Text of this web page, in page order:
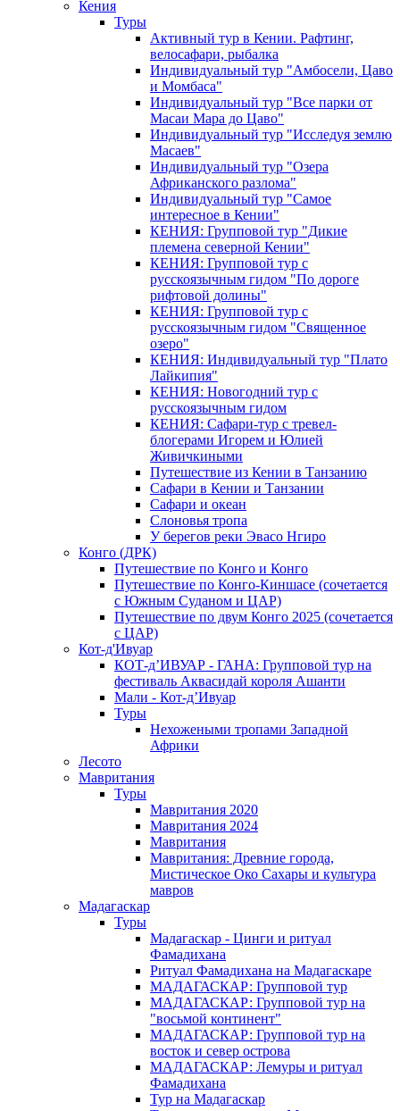
Кения
Туры
Активный тур в Кении. Рафтинг,
велосафари, рыбалка
Индивидуальный тур "Амбосели, Цаво
и Момбаса"
Индивидуальный тур "Все парки от
Масаи Мара до Цаво"
Индивидуальный тур "Исследуя землю
Масаев"
Индивидуальный тур "Озера
Африканского разлома"
Индивидуальный тур "Самое
интересное в Кении"
КЕНИЯ: Групповой тур "Дикие
племена северной Кении"
КЕНИЯ: Групповой тур с
русскоязычным гидом "По дороге
рифтовой долины"
КЕНИЯ: Групповой тур с
русскоязычным гидом "Священное
озеро"
КЕНИЯ: Индивидуальный тур "Плато
Лайкипия"
КЕНИЯ: Новогодний тур с
русскоязычным гидом
КЕНИЯ: Сафари-тур с тревел-
блогерами Игорем и Юлией
Живичкиными
Путешествие из Кении в Танзанию
Сафари в Кении и Танзании
Сафари и океан
Слоновья тропа
У берегов реки Эвасо Нгиро
Конго (ДРК)
Путешествие по Конго и Конго
Путешествие по Конго-Киншасе (сочетается
с Южным Суданом и ЦАР)
Путешествие по двум Конго 2025 (сочетается
с ЦАР)
Кот-д'Ивуар
КОТ-д’ИВУАР - ГАНА: Групповой тур на
фестиваль Аквасидай короля Ашанти
Мали - Кот-д’Ивуар
Туры
Нехожеными тропами Западной
Африки
Лесото
Мавритания
Туры
Мавритания 2020
Мавритания 2024
Мавритания
Мавритания: Древние города,
Мистическое Око Сахары и культура
мавров
Мадагаскар
Туры
Мадагаскар - Цинги и ритуал
Фамадихана
Ритуал Фамадихана на Мадагаскаре
МАДАГАСКАР: Групповой тур
МАДАГАСКАР: Групповой тур на
"восьмой континент"
МАДАГАСКАР: Групповой тур на
восток и север острова
МАДАГАСКАР: Лемуры и ритуал
Фамадихана
Тур на Мадагаскар